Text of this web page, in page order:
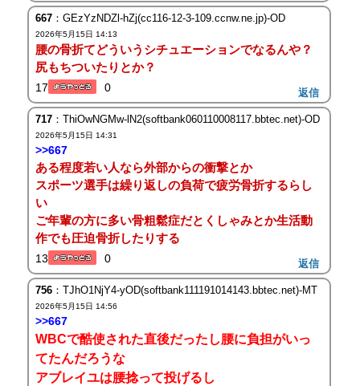
667：GEzYzNDZl-hZj(cc116-12-3-109.ccnw.ne.jp)-OD
2026年5月15日 14:13
腰の骨折てどういうシチュエーションでなるんや？
尻もちついたりとか？
17 0 返信
717：ThiOwNGMw-lN2(softbank060110008117.bbtec.net)-OD
2026年5月15日 14:31
>>667
ある程度若い人なら外部からの衝撃とか
スポーツ選手は繰り返しの負荷で疲労骨折するらし
い
ご年輩の方に多い骨粗鬆症だとくしゃみとか生活動
作でも圧迫骨折したりする
13 0 返信
756：TJhO1NjY4-yOD(softbank111191014143.bbtec.net)-MT
2026年5月15日 14:56
>>667
WBCで酷使された直後だったし腰に負担がいっ
てたんだろうな
アブレイユは腰捻って投げるし